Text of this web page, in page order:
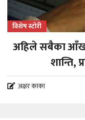
विशेष स्टोरी
अहिले सबैका आँखा
शान्ति,
अक्षर काका